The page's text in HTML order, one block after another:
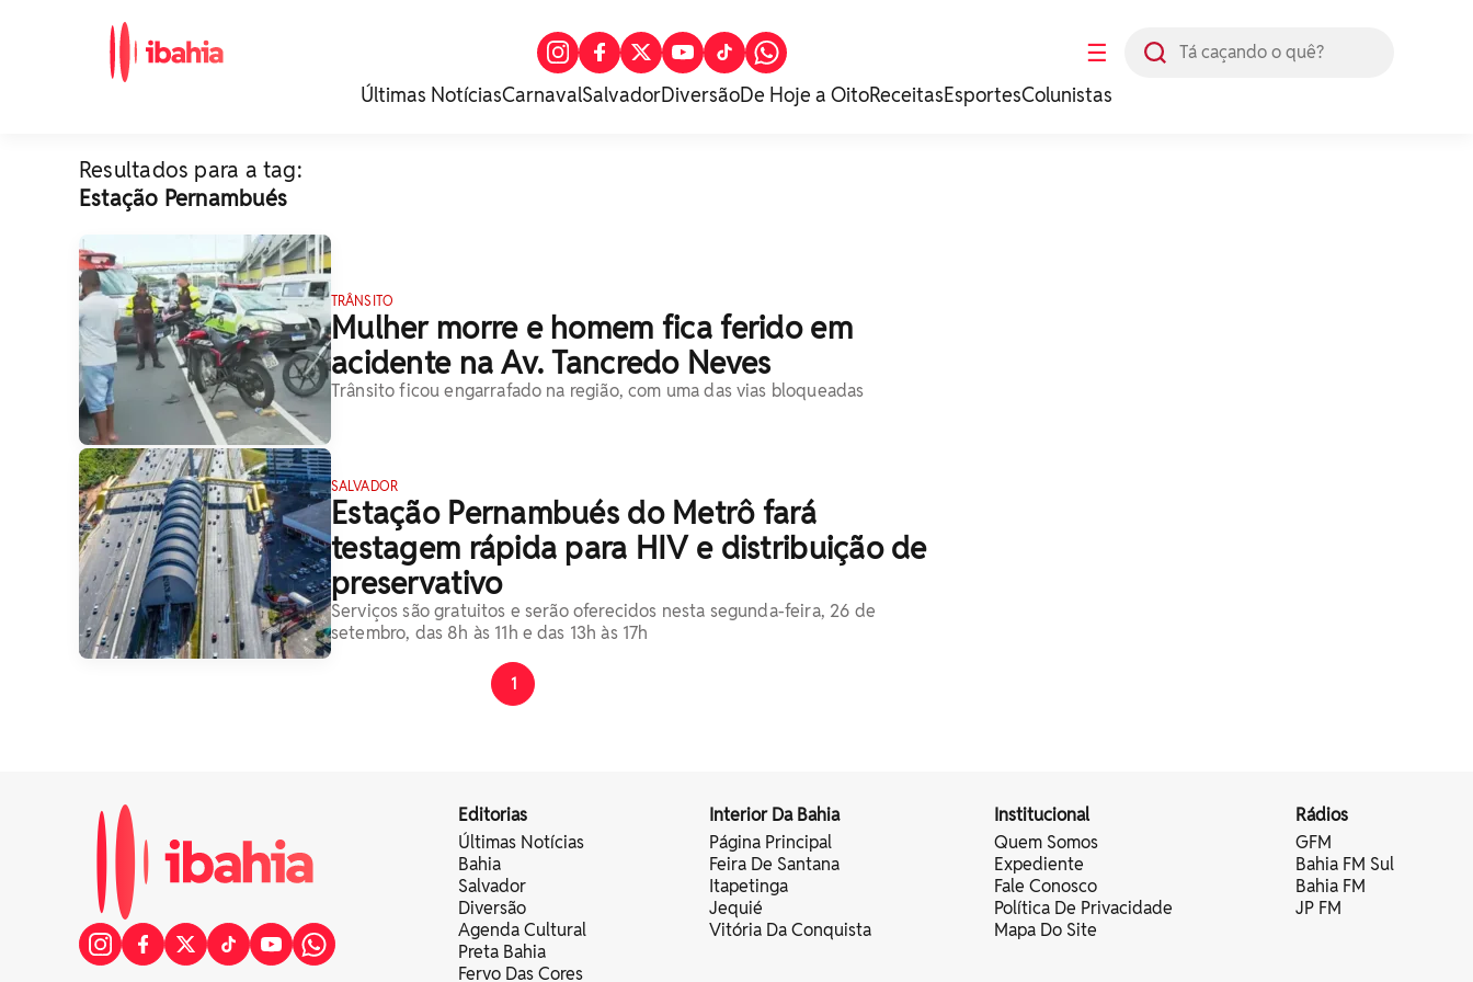
☰
Últimas NotíciasCarnavalSalvadorDiversãoDe Hoje a OitoReceitasEsportesColunistas
Resultados para a tag:
Estação Pernambués
TRÂNSITO
Mulher morre e homem fica ferido em
acidente na Av. Tancredo Neves
Trânsito ficou engarrafado na região, com uma das vias bloqueadas
SALVADOR
Estação Pernambués do Metrô fará
testagem rápida para HIV e distribuição de
preservativo
Serviços são gratuitos e serão oferecidos nesta segunda-feira, 26 de
setembro, das 8h às 11h e das 13h às 17h
1
Editorias
Últimas Notícias
Bahia
Salvador
Diversão
Agenda Cultural
Preta Bahia
Fervo Das Cores
Interior Da Bahia
Página Principal
Feira De Santana
Itapetinga
Jequié
Vitória Da Conquista
Institucional
Quem Somos
Expediente
Fale Conosco
Política De Privacidade
Mapa Do Site
Rádios
GFM
Bahia FM Sul
Bahia FM
JP FM